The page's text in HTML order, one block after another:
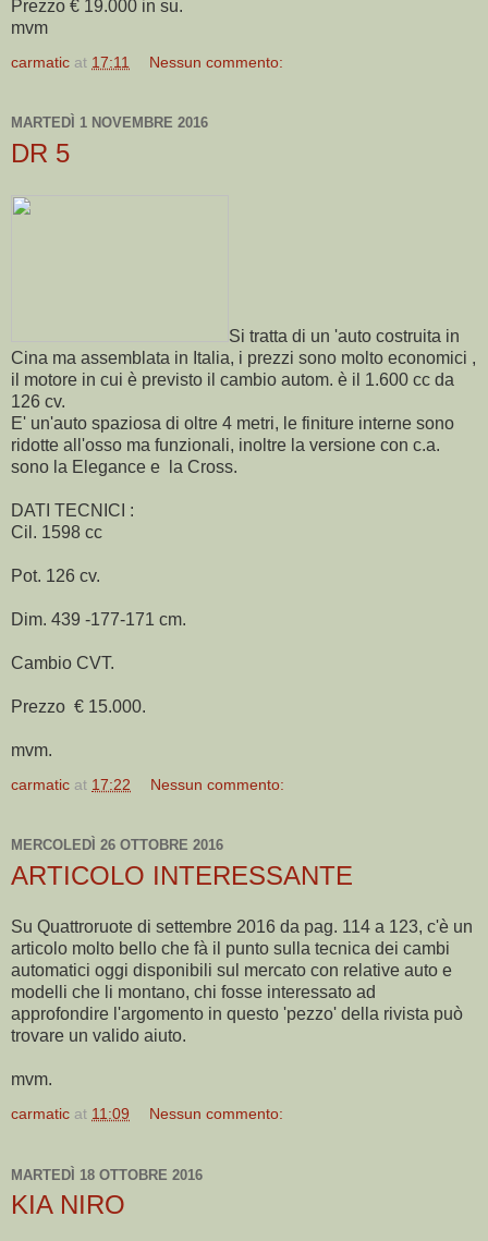
Prezzo € 19.000 in su.
mvm
carmatic at 17:11 Nessun commento:
MARTEDÌ 1 NOVEMBRE 2016
DR 5
Si tratta di un 'auto costruita in
Cina ma assemblata in Italia, i prezzi sono molto economici ,
il motore in cui è previsto il cambio autom. è il 1.600 cc da
126 cv.
E' un'auto spaziosa di oltre 4 metri, le finiture interne sono
ridotte all'osso ma funzionali, inoltre la versione con c.a.
sono la Elegance e la Cross.
DATI TECNICI :
Cil. 1598 cc
Pot. 126 cv.
Dim. 439 -177-171 cm.
Cambio CVT.
Prezzo € 15.000.
mvm.
carmatic at 17:22 Nessun commento:
MERCOLEDÌ 26 OTTOBRE 2016
ARTICOLO INTERESSANTE
Su Quattroruote di settembre 2016 da pag. 114 a 123, c'è un
articolo molto bello che fà il punto sulla tecnica dei cambi
automatici oggi disponibili sul mercato con relative auto e
modelli che li montano, chi fosse interessato ad
approfondire l'argomento in questo 'pezzo' della rivista può
trovare un valido aiuto.
mvm.
carmatic at 11:09 Nessun commento:
MARTEDÌ 18 OTTOBRE 2016
KIA NIRO